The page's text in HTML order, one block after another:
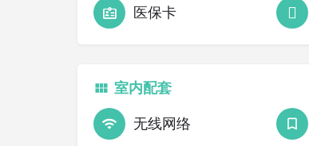
医保卡
室内配套
无线网络